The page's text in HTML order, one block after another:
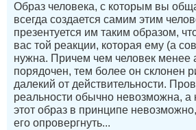
Образ человека, с которым вы
всегда создается самим этим
презентуется им таким образом,
вас той реакции, которая ему (а
нужна. Причем чем человек менее
порядочен, тем более он склонен
далекий от действительности.
реальности обычно невозможна, а
этот образ в принципе
его опровергнуть...